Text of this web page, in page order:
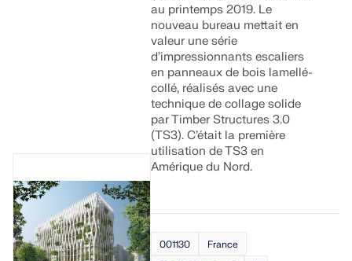
au printemps 2019. Le
nouveau bureau mettait en
valeur une série
d’impressionnants escaliers
en panneaux de bois lamellé-
collé, réalisés avec une
technique de collage solide
par Timber Structures 3.0
(TS3). C’était la première
utilisation de TS3 en
Amérique du Nord.
001130
France